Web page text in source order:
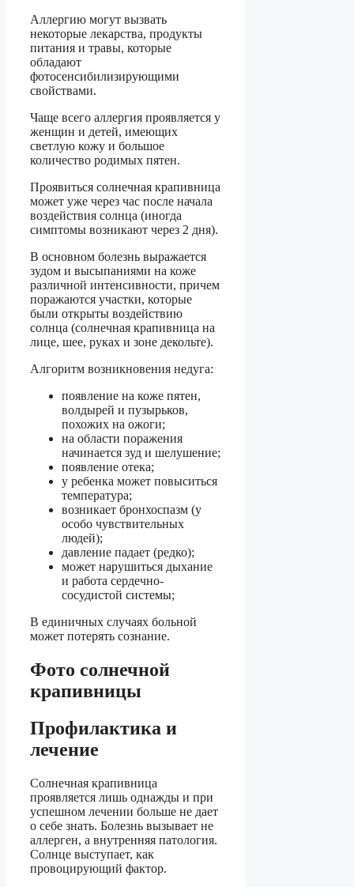
Аллергию могут вызвать
некоторые лекарства, продукты
питания и травы, которые
обладают
фотосенсибилизирующими
свойствами.
Чаще всего аллергия проявляется у
женщин и детей, имеющих
светлую кожу и большое
количество родимых пятен.
Проявиться солнечная крапивница
может уже через час после начала
воздействия солнца (иногда
симптомы возникают через 2 дня).
В основном болезнь выражается
зудом и высыпаниями на коже
различной интенсивности, причем
поражаются участки, которые
были открыты воздействию
солнца (солнечная крапивница на
лице, шее, руках и зоне декольте).
Алгоритм возникновения недуга:
появление на коже пятен,
волдырей и пузырьков,
похожих на ожоги;
на области поражения
начинается зуд и шелушение;
появление отека;
у ребенка может повыситься
температура;
возникает бронхоспазм (у
особо чувствительных
людей);
давление падает (редко);
может нарушиться дыхание
и работа сердечно-
сосудистой системы;
В единичных случаях больной
может потерять сознание.
Фото солнечной
крапивницы
Профилактика и
лечение
Солнечная крапивница
проявляется лишь однажды и при
успешном лечении больше не дает
о себе знать. Болезнь вызывает не
аллерген, а внутренняя патология.
Солнце выступает, как
провоцирующий фактор.